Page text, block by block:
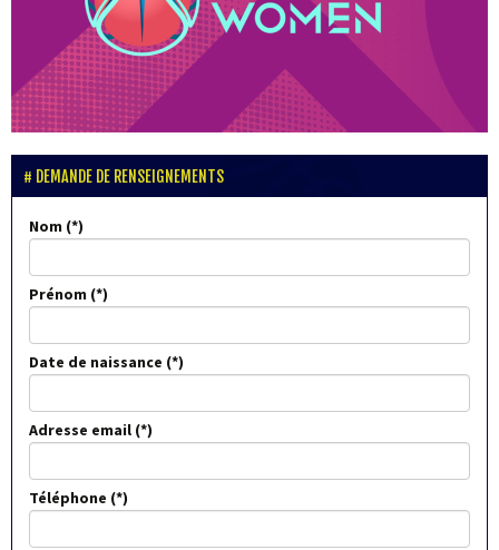
DEMANDE DE RENSEIGNEMENTS
Nom
Prénom
Date de naissance
Adresse email
Téléphone